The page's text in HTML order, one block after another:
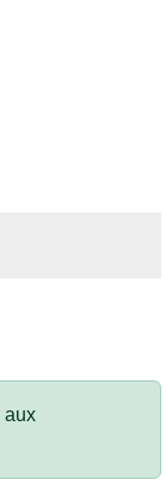
aux